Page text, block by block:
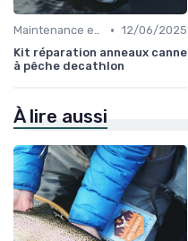
Maintenance et Entretien • 12/06/2025
Kit réparation anneaux canne
à pêche decathlon
À lire aussi